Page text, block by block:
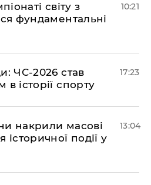
світу з
фундаментальні
10:21
ЧС-2026 став
історії спорту
17:23
накрили масові
події у
13:04